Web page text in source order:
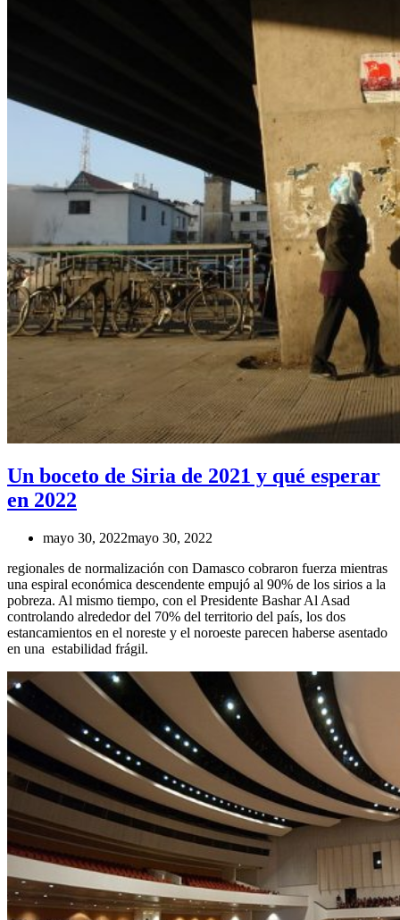
Un boceto de Siria de 2021 y qué esperar
en 2022
mayo 30, 2022mayo 30, 2022
regionales de normalización con Damasco cobraron fuerza mientras
una espiral económica descendente empujó al 90% de los sirios a la
pobreza. Al mismo tiempo, con el Presidente Bashar Al Asad
controlando alrededor del 70% del territorio del país, los dos
estancamientos en el noreste y el noroeste parecen haberse asentado
en una estabilidad frágil.